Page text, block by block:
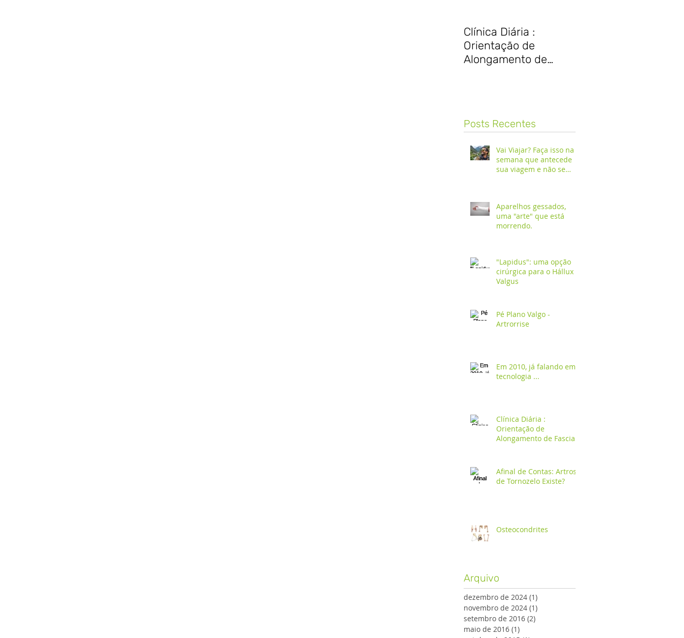
Clínica Diária :
Orientação de
Alongamento de
Posts Recentes
Vai Viajar? Faça isso na
semana que antecede
sua viagem e não se
Aparelhos gessados,
uma "arte" que está
morrendo.
"Lapidus": uma opção
cirúrgica para o Hállux
Valgus
Pé Plano Valgo -
Artrorrise
Em 2010, já falando em
tecnologia ...
Clínica Diária :
Orientação de
Alongamento de Fascia
Afinal de Contas: Artrose
de Tornozelo Existe?
Osteocondrites
Arquivo
dezembro de 2024 (1)
novembro de 2024 (1)
setembro de 2016 (2)
maio de 2016 (1)